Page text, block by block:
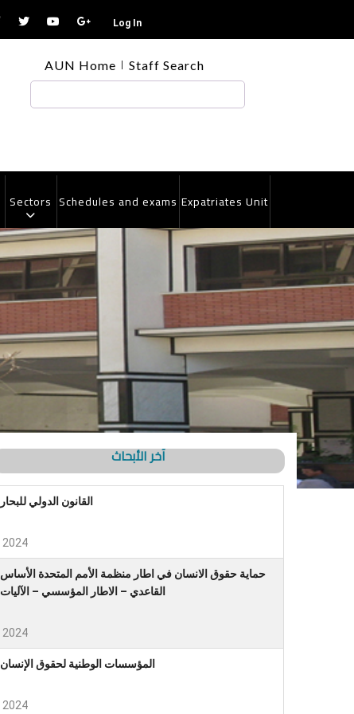
Log In
TOP
HEADER
MENU
AUN Home Staff Search
Sectors Schedules and exams Expatriates Unit
آخر الأبحاث
القانون الدولي للبحار
2024
حماية حقوق الانسان في اطار منظمة الأمم المتحدة الأساس
القاعدي – الاطار المؤسسي – الآليات
2024
المؤسسات الوطنية لحقوق الإنسان
2024